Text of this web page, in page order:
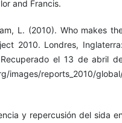
and Francis.
L. (2010). Who makes
2010. Londres,
el 13 de abril
images/reports_2010/
y repercusión del sida